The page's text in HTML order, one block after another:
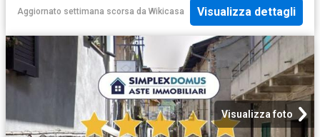
Aggiornato settimana scorsa da Wikicasa Visualizza dettagli
Visualizza foto